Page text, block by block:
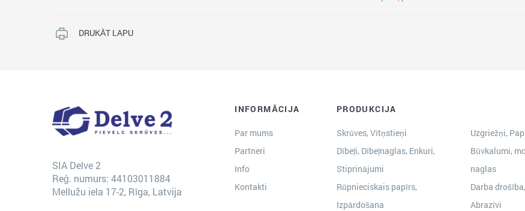
DRUKĀT LAPU
SIA Delve 2
Reģ. numurs: 44103011884
Mellužu iela 17-2, Rīga, Latvija
INFORMĀCIJA
Par mums
Partneri
Info
Kontakti
PRODUKCIJA
Skrūves, Vītņstieņi
Uzgriežņi,
Dībeļi, Dībeļnaglas, Enkuri,
Stiprinājumi
Būvkalumi,
naglas
Rūpnieciskais papīrs,
Izpārdošana
Darba
Abrazīvi